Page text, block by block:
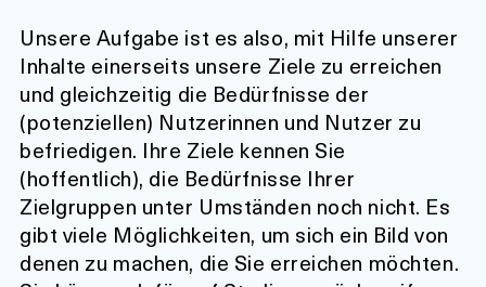
Unsere Aufgabe ist es also, mit Hilfe unserer
Inhalte einerseits unsere Ziele zu erreichen
und gleichzeitig die Bedürfnisse der
(potenziellen) Nutzerinnen und Nutzer zu
befriedigen. Ihre Ziele kennen Sie
(hoffentlich), die Bedürfnisse Ihrer
Zielgruppen unter Umständen noch nicht. Es
gibt viele Möglichkeiten, um sich ein Bild von
denen zu machen, die Sie erreichen möchten.